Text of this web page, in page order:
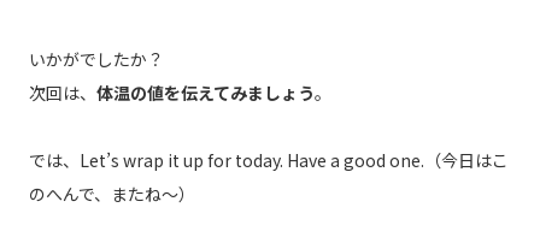
いかがでしたか？
次回は、 体温の値を伝えてみましょう。
では、Let’s wrap it up for today. Have a good one.（今日はこ
のへんで、またね～）